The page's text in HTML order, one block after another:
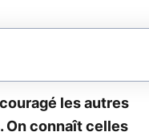
les autres
On connaît celles